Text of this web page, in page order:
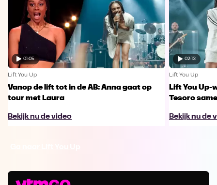
01:05
Lift You Up
Vanop de lift tot in de AB: Anna gaat op
tour met Laura
Bekijk nu de video
02:13
Lift You Up
Lift You Up-
Tesoro
Bekijk nu de